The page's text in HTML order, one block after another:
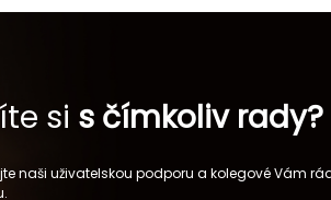
si s čímkoliv rady?
naši uživatelskou podporu a kolegové Vám